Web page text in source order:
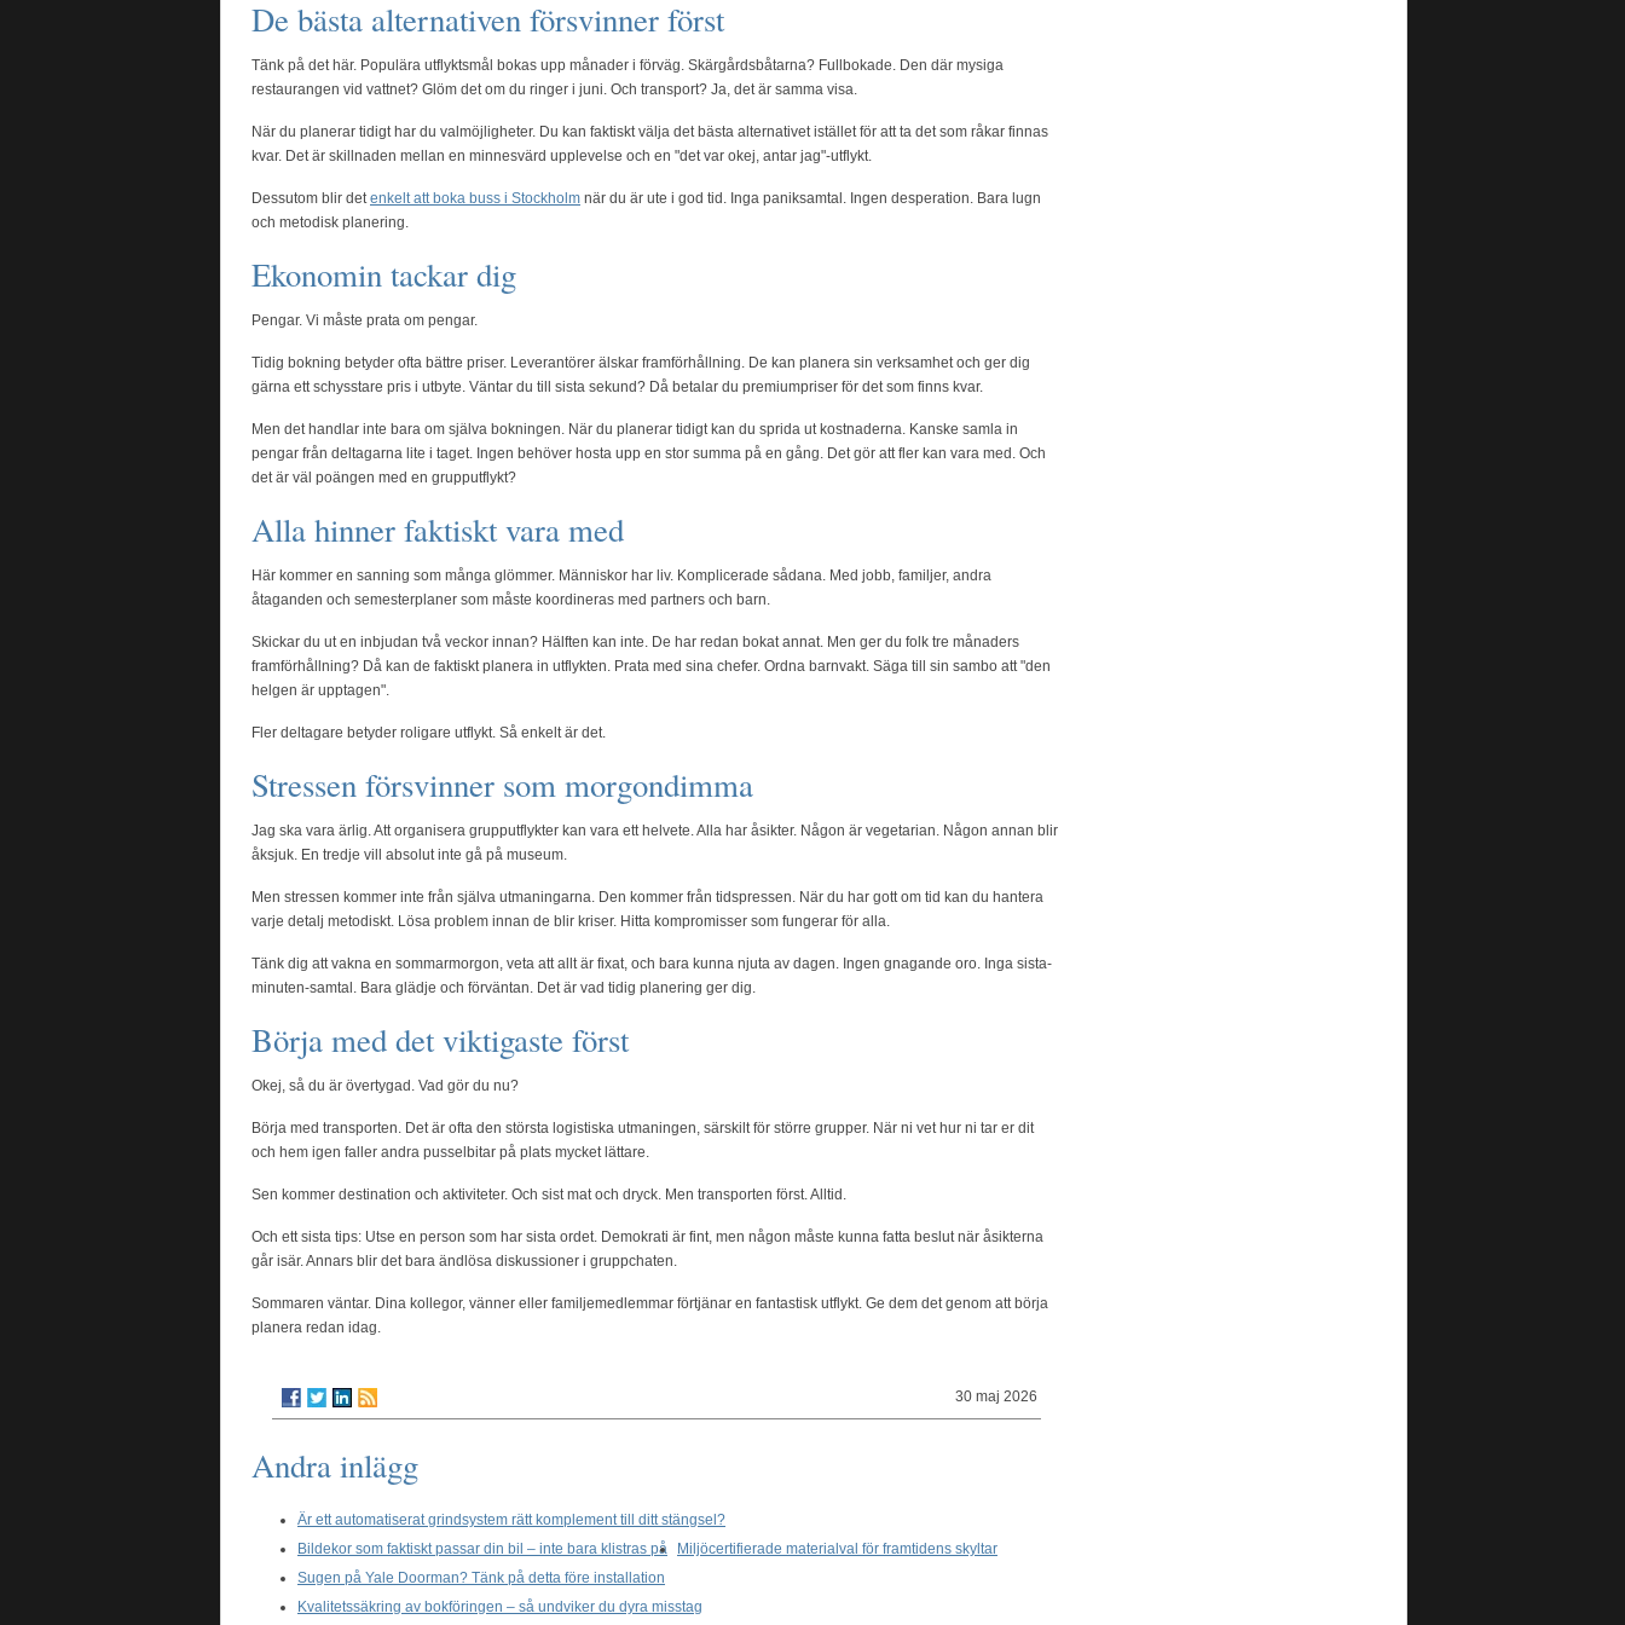
De bästa alternativen försvinner först
Tänk på det här. Populära utflyktsmål bokas upp månader i förväg. Skärgårdsbåtarna? Fullbokade. Den där mysiga
restaurangen vid vattnet? Glöm det om du ringer i juni. Och transport? Ja, det är samma visa.
När du planerar tidigt har du valmöjligheter. Du kan faktiskt välja det bästa alternativet istället för att ta det som råkar finnas
kvar. Det är skillnaden mellan en minnesvärd upplevelse och en "det var okej, antar jag"-utflykt.
Dessutom blir detenkelt att boka buss i Stockholm när du är ute i god tid. Inga paniksamtal. Ingen desperation. Bara lugn
och metodisk planering.
Ekonomin tackar dig
Pengar. Vi måste prata om pengar.
Tidig bokning betyder ofta bättre priser. Leverantörer älskar framförhållning. De kan planera sin verksamhet och ger dig
gärna ett schysstare pris i utbyte. Väntar du till sista sekund? Då betalar du premiumpriser för det som finns kvar.
Men det handlar inte bara om själva bokningen. När du planerar tidigt kan du sprida ut kostnaderna. Kanske samla in
pengar från deltagarna lite i taget. Ingen behöver hosta upp en stor summa på en gång. Det gör att fler kan vara med. Och
det är väl poängen med en grupputflykt?
Alla hinner faktiskt vara med
Här kommer en sanning som många glömmer. Människor har liv. Komplicerade sådana. Med jobb, familjer, andra
åtaganden och semesterplaner som måste koordineras med partners och barn.
Skickar du ut en inbjudan två veckor innan? Hälften kan inte. De har redan bokat annat. Men ger du folk tre månaders
framförhållning? Då kan de faktiskt planera in utflykten. Prata med sina chefer. Ordna barnvakt. Säga till sin sambo att "den
helgen är upptagen".
Fler deltagare betyder roligare utflykt. Så enkelt är det.
Stressen försvinner som morgondimma
Jag ska vara ärlig. Att organisera grupputflykter kan vara ett helvete. Alla har åsikter. Någon är vegetarian. Någon annan blir
åksjuk. En tredje vill absolut inte gå på museum.
Men stressen kommer inte från själva utmaningarna. Den kommer från tidspressen. När du har gott om tid kan du hantera
varje detalj metodiskt. Lösa problem innan de blir kriser. Hitta kompromisser som fungerar för alla.
Tänk dig att vakna en sommarmorgon, veta att allt är fixat, och bara kunna njuta av dagen. Ingen gnagande oro. Inga sista-
minuten-samtal. Bara glädje och förväntan. Det är vad tidig planering ger dig.
Börja med det viktigaste först
Okej, så du är övertygad. Vad gör du nu?
Börja med transporten. Det är ofta den största logistiska utmaningen, särskilt för större grupper. När ni vet hur ni tar er dit
och hem igen faller andra pusselbitar på plats mycket lättare.
Sen kommer destination och aktiviteter. Och sist mat och dryck. Men transporten först. Alltid.
Och ett sista tips: Utse en person som har sista ordet. Demokrati är fint, men någon måste kunna fatta beslut när åsikterna
går isär. Annars blir det bara ändlösa diskussioner i gruppchaten.
Sommaren väntar. Dina kollegor, vänner eller familjemedlemmar förtjänar en fantastisk utflykt. Ge dem det genom att börja
planera redan idag.
30 maj 2026
Andra inlägg
Är ett automatiserat grindsystem rätt komplement till ditt stängsel?
Bildekor som faktiskt passar din bil – inte bara klistras på
Miljöcertifierade materialval för framtidens skyltar
Sugen på Yale Doorman? Tänk på detta före installation
Kvalitetssäkring av bokföringen – så undviker du dyra misstag